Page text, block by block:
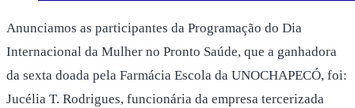
Anunciamos as participantes da Programação do Dia
Internacional da Mulher no Pronto Saúde, que a ganhadora
da sexta doada pela Farmácia Escola da UNOCHAPECÓ, foi:
Jucélia T. Rodrigues, funcionária da empresa tercerizada